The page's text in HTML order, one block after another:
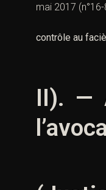
mai 2017
contrôle au
II). —